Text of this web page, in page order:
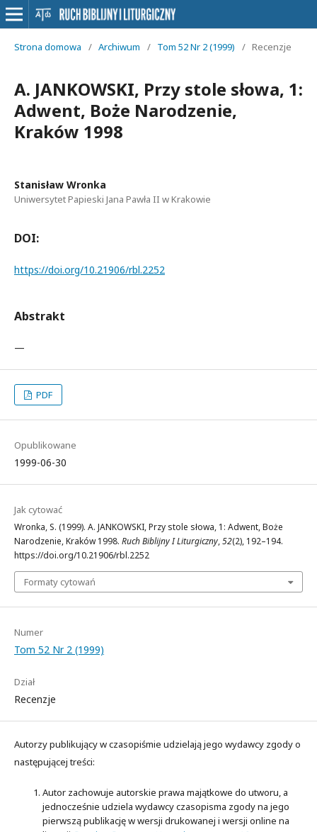
Strona domowa / Archiwum / Tom 52 Nr 2 (1999) / Recenzje
A. JANKOWSKI, Przy stole słowa, 1:
Adwent, Boże Narodzenie,
Kraków 1998
Stanisław Wronka
Uniwersytet Papieski Jana Pawła II w Krakowie
DOI:
https://doi.org/10.21906/rbl.2252
Abstrakt
—
PDF
Opublikowane
1999-06-30
Jak cytować
Wronka, S. (1999). A. JANKOWSKI, Przy stole słowa, 1: Adwent, Boże
Narodzenie, Kraków 1998. Ruch Biblijny I Liturgiczny,52(2), 192–194.
https://doi.org/10.21906/rbl.2252
Formaty cytowań
Numer
Tom 52 Nr 2 (1999)
Dział
Recenzje
Autorzy publikujący w czasopiśmie udzielają jego wydawcy zgody o
następującej treści:
Autor zachowuje autorskie prawa majątkowe do utworu, a
jednocześnie udziela wydawcy czasopisma zgody na jego
pierwszą publikację w wersji drukowanej i wersji online na